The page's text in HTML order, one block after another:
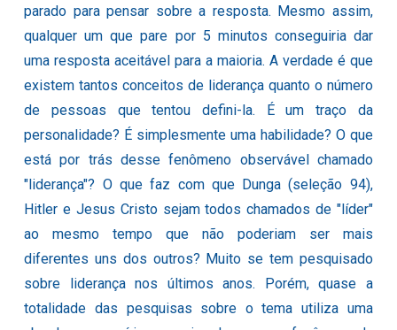
parado para pensar sobre a resposta. Mesmo assim,
qualquer um que pare por 5 minutos conseguiria dar
uma resposta aceitável para a maioria. A verdade é que
existem tantos conceitos de liderança quanto o número
de pessoas que tentou defini-la. É um traço da
personalidade? É simplesmente uma habilidade? O que
está por trás desse fenômeno observável chamado
"liderança"? O que faz com que Dunga (seleção 94),
Hitler e Jesus Cristo sejam todos chamados de "líder"
ao mesmo tempo que não poderiam ser mais
diferentes uns dos outros? Muito se tem pesquisado
sobre liderança nos últimos anos. Porém, quase a
totalidade das pesquisas sobre o tema utiliza uma